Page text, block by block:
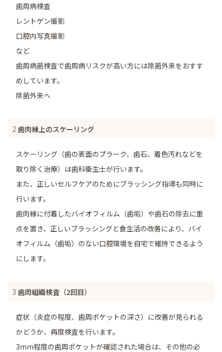
歯周病検査
レントゲン撮影
口腔内写真撮影
など
歯周病菌検査で歯周病リスクが高い方には除菌外来をおすす
めしています。
除菌外来へ
2歯肉縁上のスケーリング
スケーリング（歯の表面のプラーク、歯石、着色汚れなどを
取り除く治療）は歯科衛生士が行います。
また、正しいセルフケアのためにブラッシング指導も同時に
行います。
歯肉縁に付着したバイオフィルム（歯垢）や歯石の除去に重
点を置き、正しいブラッシングと食生活の改善により、バイ
オフィルム（歯垢）のない口腔環境を自宅で維持できるよう
にします。
3 歯周組織検査（2回目）
症状（炎症の程度、歯周ポケットの深さ）に改善が見られる
かどうか、再度検査を行います。
3mm程度の歯周ポケットが確認された場合は、その他の必